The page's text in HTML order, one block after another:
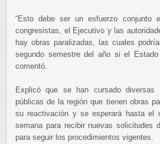
“Esto debe ser un esfuerzo conjunto
congresistas, el Ejecutivo y las
hay obras paralizadas, las cuales
segundo semestre del año si el
comentó.
Explicó que se han cursado diversas
públicas de la región que tienen obras
su reactivación y se esperará hasta el
semana para recibir nuevas solicitudes
para seguir los procedimientos vigentes.